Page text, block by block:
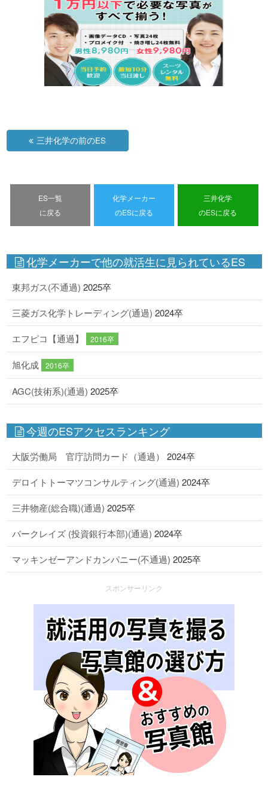
三井化学の前のES
ES一覧
に戻る
化学メーカー
のESに戻る
三井化学
のESに戻る
化学メーカーで他の就活生に見られているES
東邦ガス(不通過) 2025卒
三菱ガス化学トレーディング(通過) 2024卒
エフピコ【通過】 2016卒
旭化成 2016卒
AGC(技術系)(通過) 2025卒
今週のESアクセスランキング
大阪労働局 官庁訪問カード（通過） 2024卒
デロイトトーマツコンサルティング(通過) 2024卒
三井物産(総合職)(通過) 2025卒
バークレイズ (投資銀行本部)(通過) 2024卒
マッキンゼーアンドカンパニー(不通過) 2025卒
スポンサーリンク